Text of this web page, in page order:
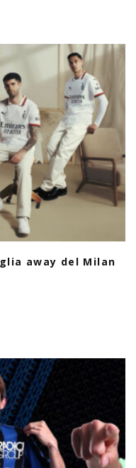
away del Milan